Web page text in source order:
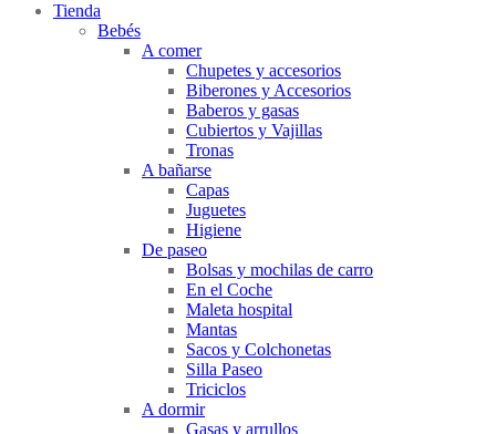
Tienda
Bebés
A comer
Chupetes y accesorios
Biberones y Accesorios
Baberos y gasas
Cubiertos y Vajillas
Tronas
A bañarse
Capas
Juguetes
Higiene
De paseo
Bolsas y mochilas de carro
En el Coche
Maleta hospital
Mantas
Sacos y Colchonetas
Silla Paseo
Triciclos
A dormir
Gasas y arrullos